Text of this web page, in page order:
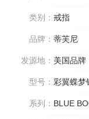
类别： 戒指
品牌： 蒂芙尼
发源地： 美国品牌
型号： 彩翼蝶梦
系列： BLUE